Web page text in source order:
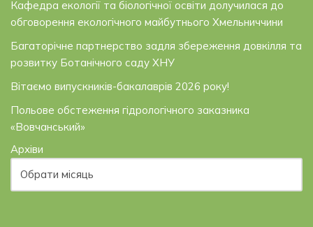
Кафедра екології та біологічної освіти долучилася до
обговорення екологічного майбутнього Хмельниччини
Багаторічне партнерство задля збереження довкілля та
розвитку Ботанічного саду ХНУ
Вітаємо випускників-бакалаврів 2026 року!
Польове обстеження гідрологічного заказника
«Вовчанський»
Архіви